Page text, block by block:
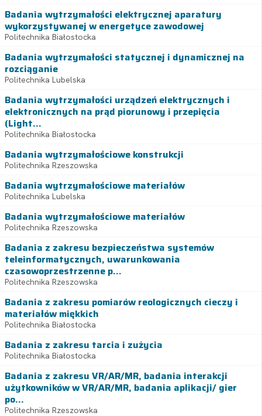
Badania wytrzymałości elektrycznej aparatury
wykorzystywanej w energetyce zawodowej
Politechnika Białostocka
Badania wytrzymałości statycznej i dynamicznej na
rozciąganie
Politechnika Lubelska
Badania wytrzymałości urządzeń elektrycznych i
elektronicznych na prąd piorunowy i przepięcia
(Light...
Politechnika Białostocka
Badania wytrzymałościowe konstrukcji
Politechnika Rzeszowska
Badania wytrzymałościowe materiałów
Politechnika Lubelska
Badania wytrzymałościowe materiałów
Politechnika Rzeszowska
Badania z zakresu bezpieczeństwa systemów
teleinformatycznych, uwarunkowania
czasowoprzestrzenne p...
Politechnika Rzeszowska
Badania z zakresu pomiarów reologicznych cieczy i
materiałów miękkich
Politechnika Białostocka
Badania z zakresu tarcia i zużycia
Politechnika Białostocka
Badania z zakresu VR/AR/MR, badania interakcji
użytkowników w VR/AR/MR, badania aplikacji/ gier
po...
Politechnika Rzeszowska